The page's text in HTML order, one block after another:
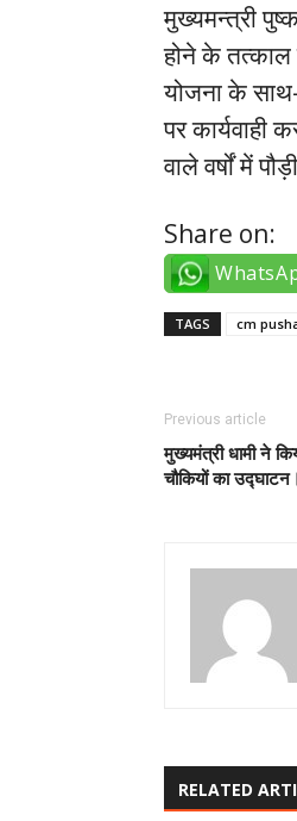
मुख्यमन्त्री
होने के तत्काल
योजना के
पर कार्यवाही
वाले वर्षों में
Share on:
TAGS cm
Previous article
मुख्यमंत्री धामी ने
चौकियों का
RELATED